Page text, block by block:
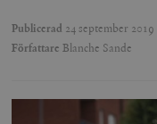
Publicerad 24 september 2019
Författare Blanche Sande